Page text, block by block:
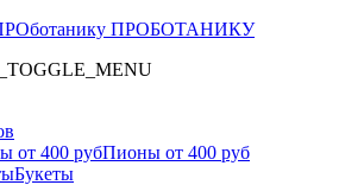
ПРОБОТАНИКУ
Пионы от 400 руб
Букеты